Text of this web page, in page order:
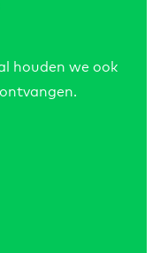
houden we ook